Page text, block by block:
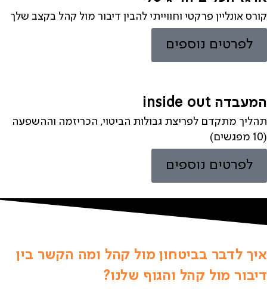
קורס אונליין פרקטי וחווייתי להבין דיבור מול קהל בקצב שלך
לפרטים נוספים
המעבדה inside out
תהליך מתקדם לפריצת גבולות הביטוי, הכריזמה וההשפעה
(10 מפגשים)
לפרטים נוספים
איך לדבר בביטחון מול קהל ומה הקשר בין
דיבור מול קהל והגוף שלנו?